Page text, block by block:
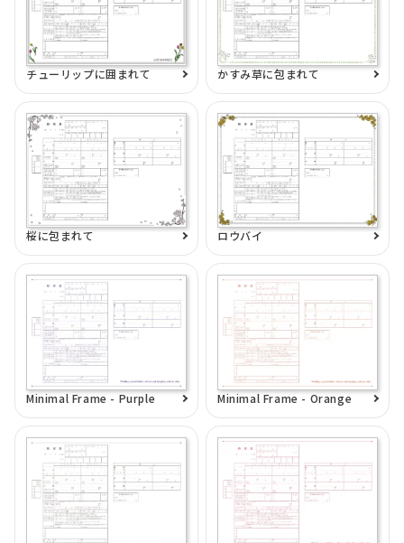
チューリップに囲まれて かすみ草に包まれて
桜に包まれて ロウバイ
Minimal Frame - Purple Minimal Frame - Orange